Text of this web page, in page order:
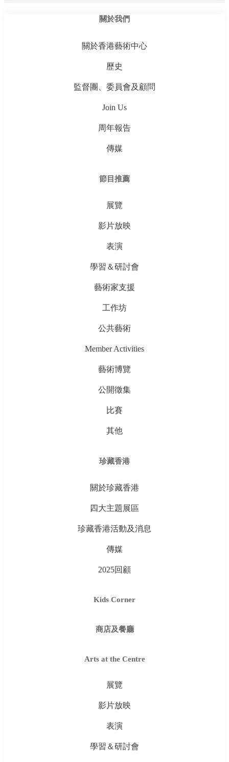
關於我們
關於香港藝術中心
歷史
監督團、委員會及顧問
Join Us
周年報告
傳媒
節目推薦
展覽
影片放映
表演
學習＆研討會
藝術家支援
工作坊
公共藝術
Member Activities
藝術博覽
公開徵集
比賽
其他
珍藏香港
關於珍藏香港
四大主題展區
珍藏香港活動及消息
傳媒
2025回顧
Kids Corner
商店及餐廳
Arts at the Centre
展覽
影片放映
表演
學習＆研討會